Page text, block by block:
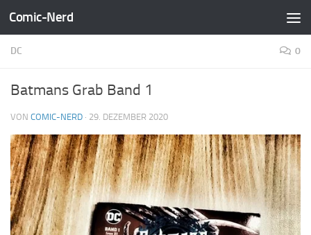
Zum Inhalt springen
Comic-Nerd
DC 0
Batmans Grab Band 1
VON COMIC-NERD · 29. DEZEMBER 2020